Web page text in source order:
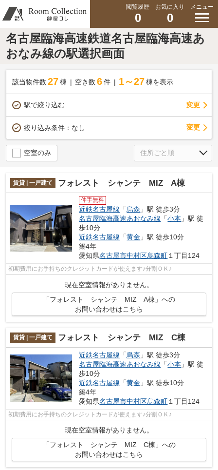
閲覧履歴
0
お気に入り
0
メニュー
名古屋臨海高速鉄道名古屋臨海高速あ
おなみ線の駅選択画面
該当物件数 27棟 空き数 6 件 1～27 棟を表示
駅で絞り込む 変更
絞り込み条件： なし 変更
空室のみ
賃貸 | 一戸建て フォレスト シャンテ MIZ A棟
仲手無料
近鉄名古屋線 「烏森 」駅 徒歩3分
名古屋臨海高速あおなみ線 「小本 」駅 徒
歩10分
近鉄名古屋線 「黄金 」駅 徒歩10分
築4年
愛知県名古屋市中村区烏森町 １丁目124
初期費用にお手持ちのクレジットカードが使えます♪分割ＯＫ♪
現在空室情報がありません。
「フォレスト シャンテ MIZ A棟」への
お問い合わせはこちら
賃貸 | 一戸建て フォレスト シャンテ MIZ C棟
近鉄名古屋線 「烏森 」駅 徒歩3分
名古屋臨海高速あおなみ線 「小本 」駅 徒
歩10分
近鉄名古屋線 「黄金 」駅 徒歩10分
築4年
愛知県名古屋市中村区烏森町 １丁目124
初期費用にお手持ちのクレジットカードが使えます♪分割ＯＫ♪
現在空室情報がありません。
「フォレスト シャンテ MIZ C棟」への
お問い合わせはこちら